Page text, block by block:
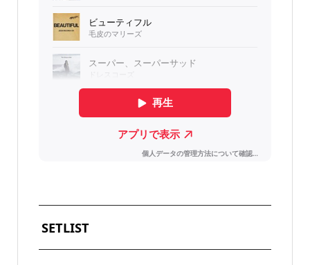
SETLIST